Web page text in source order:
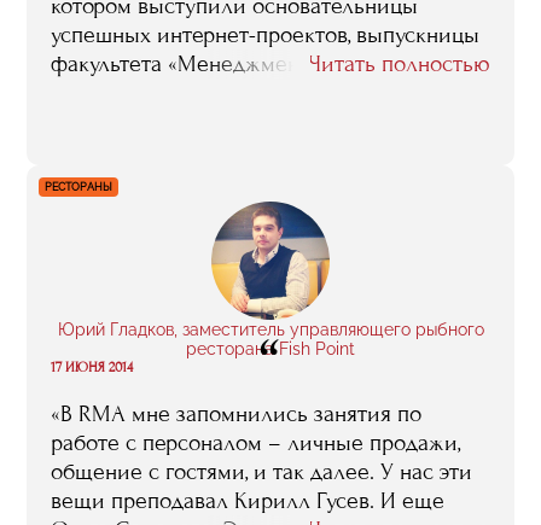
успешных интернет-проектов, выпускницы
факультета «Менеджмент в сфере
поделились опытом открытия своего
интернет-бизнеса.
Читать полностью
РЕСТОРАНЫ
Юрий Гладков, заместитель управляющего рыбного
ресторана Fish Point
“
17 ИЮНЯ 2014
«В RMA мне запомнились занятия по
работе с персоналом – личные продажи,
общение с гостями, и так далее. У нас эти
вещи преподавал Кирилл Гусев. И еще